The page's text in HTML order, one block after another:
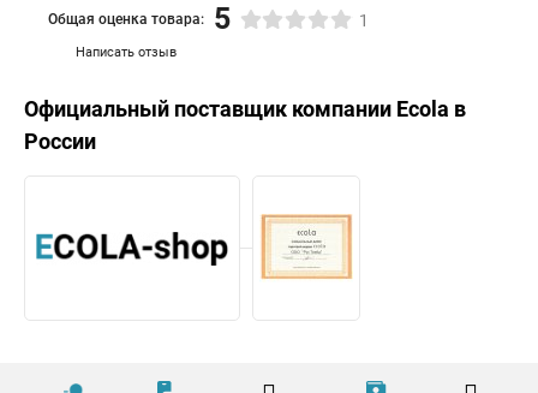
Написать отзыв
Общая оценка товара: 5 1
Официальный поставщик компании Ecola в
России